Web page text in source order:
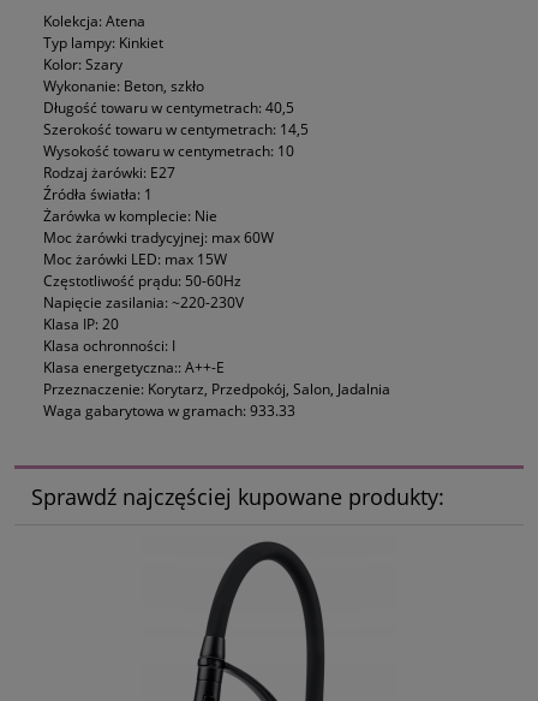
Kolekcja: Atena
Typ lampy: Kinkiet
Kolor: Szary
Wykonanie: Beton, szkło
Długość towaru w centymetrach: 40,5
Szerokość towaru w centymetrach: 14,5
Wysokość towaru w centymetrach: 10
Rodzaj żarówki: E27
Źródła światła: 1
Żarówka w komplecie: Nie
Moc żarówki tradycyjnej: max 60W
Moc żarówki LED: max 15W
Częstotliwość prądu: 50-60Hz
Napięcie zasilania: ~220-230V
Klasa IP: 20
Klasa ochronności: I
Klasa energetyczna:: A++-E
Przeznaczenie: Korytarz, Przedpokój, Salon, Jadalnia
Waga gabarytowa w gramach: 933.33
Sprawdź najczęściej kupowane produkty: